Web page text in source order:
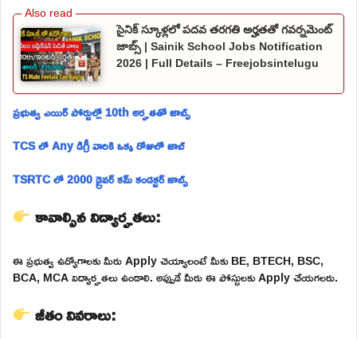
సైనిక్ స్కూళ్లలో పదవ తరగతి అర్హతతో గవర్నమెంట్
జాబ్స్ | Sainik School Jobs Notification
2026 | Full Details – Freejobsintelugu
ప్రభుత్వ ఎయిర్ పోర్టుల్లో 10th అర్హతతో జాబ్స్
TCS లో Any డిగ్రీ వారికి ఒక్క రోజులో జాబ్
TSRTC లో 2000 డ్రైవర్ కమ్ కండక్టర్ జాబ్స్
కావాల్సిన విద్యార్హతలు:
ఈ ప్రభుత్వ ఉద్యోగాలకు మీరు Apply చెయ్యాలంటే మీకు BE, BTECH, BSC,
BCA, MCA విద్యార్హతలు ఉండాలి. అప్పుడే మీరు ఈ పోస్టులకు Apply చేయగలరు.
జీతం వివరాలు: